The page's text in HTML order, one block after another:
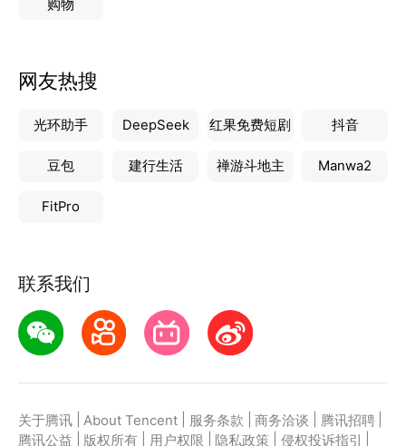
购物
网友热搜
光环助手 DeepSeek 红果免费短剧 抖音
豆包 建行生活 禅游斗地主 Manwa2
FitPro
联系我们
关于腾讯 About Tencent 服务条款 商务洽谈 腾讯招聘
腾讯公益
版权所有 用户权限 隐私政策 侵权投诉指引